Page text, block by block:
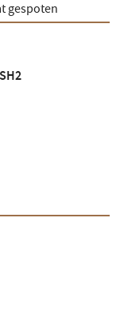
gespoten